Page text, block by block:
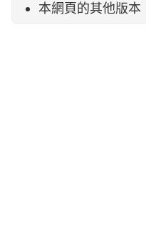
本網頁的其他版本